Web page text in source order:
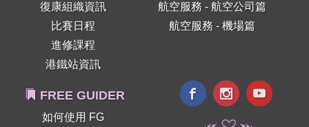
復康組織資訊
比賽日程
進修課程
港鐵站資訊
航空服務 - 航空公司篇
航空服務 - 機場篇
FREE GUIDER
如何使用 FG